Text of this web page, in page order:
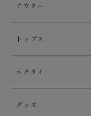
アウター
トップス
ネクタイ
グッズ